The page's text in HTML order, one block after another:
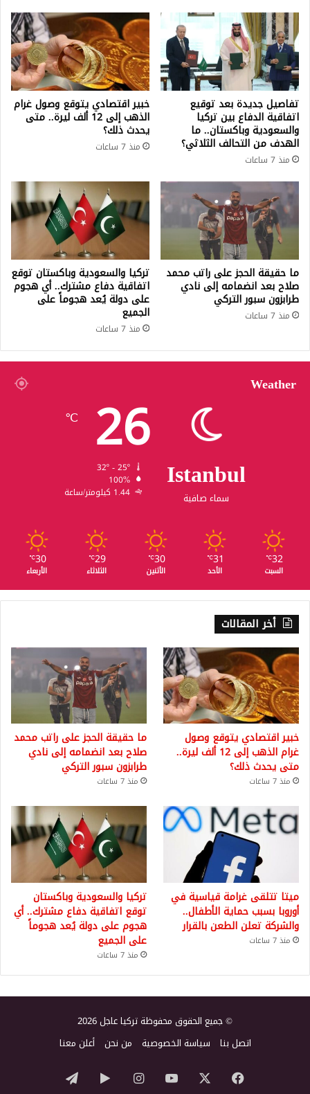
تفاصيل جديدة بعد توقيع
اتفاقية الدفاع بين تركيا
والسعودية وباكستان.. ما
الهدف من التحالف الثلاثي؟
منذ 7 ساعات
خبير اقتصادي يتوقع وصول غرام
الذهب إلى 12 ألف ليرة.. متى
يحدث ذلك؟
منذ 7 ساعات
ما حقيقة الحجز على راتب محمد
صلاح بعد انضمامه إلى نادي
طرابزون سبور التركي
منذ 7 ساعات
تركيا والسعودية وباكستان توقع
اتفاقية دفاع مشترك.. أي هجوم
على دولة يُعد هجوماً على
الجميع
منذ 7 ساعات
Weather
Istanbul
سماء صافية
26
℃
100%
1.44 كيلومتر/ساعة
32
℃
السبت
31
℃
الأحد
30
℃
الأثنين
29
℃
الثلاثاء
30
℃
الأربعاء
أخر المقالات
خبير اقتصادي يتوقع وصول
غرام الذهب إلى 12 ألف ليرة..
متى يحدث ذلك؟
منذ 7 ساعات
ما حقيقة الحجز على راتب محمد
صلاح بعد انضمامه إلى نادي
طرابزون سبور التركي
منذ 7 ساعات
ميتا تتلقى غرامة قياسية في
أوروبا بسبب حماية الأطفال..
والشركة تعلن الطعن بالقرار
منذ 7 ساعات
تركيا والسعودية وباكستان
توقع اتفاقية دفاع مشترك.. أي
هجوم على دولة يُعد هجوماً
على الجميع
منذ 7 ساعات
© جميع الحقوق محفوظة تركيا عاجل 2026
اتصل بنا سياسة الخصوصية من نحن أعلن معنا
فيسبوك ‫YouTubeانستقرام‏Googleتيلقرام